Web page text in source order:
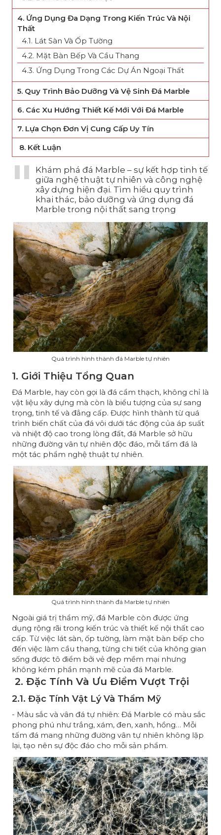
4. Ứng Dụng Đa Dạng Trong Kiến Trúc Và Nội
Thất
4.1. Lát Sàn Và Ốp Tường
4.2. Mặt Bàn Bếp Và Cầu Thang
4.3. Ứng Dụng Trong Các Dự Án Ngoại Thất
5. Quy Trình Bảo Dưỡng Và Vệ Sinh Đá Marble
6. Các Xu Hướng Thiết Kế Mới Với Đá Marble
7. Lựa Chọn Đơn Vị Cung Cấp Uy Tín
8. Kết Luận
Khám phá đá Marble – sự kết hợp tinh tế
giữa nghệ thuật tự nhiên và công nghệ
xây dựng hiện đại. Tìm hiểu quy trình
khai thác, bảo dưỡng và ứng dụng đá
Marble trong nội thất sang trọng
Quá trình hình thành đá Marble tự nhiên
1. Giới Thiệu Tổng Quan
Đá Marble, hay còn gọi là đá cẩm thạch, không chỉ là
vật liệu xây dựng mà còn là biểu tượng của sự sang
trọng, tinh tế và đẳng cấp. Được hình thành từ quá
trình biến chất của đá vôi dưới tác động của áp suất
và nhiệt độ cao trong lòng đất, đá Marble sở hữu
những đường vân tự nhiên độc đáo, mỗi tấm đá là
một tác phẩm nghệ thuật tự nhiên.
Quá trình hình thành đá Marble tự nhiên
Ngoài giá trị thẩm mỹ, đá Marble còn được ứng
dụng rộng rãi trong kiến trúc và thiết kế nội thất cao
cấp. Từ việc lát sàn, ốp tường, làm mặt bàn bếp cho
đến việc làm cầu thang, từng chi tiết của không gian
sống được tô điểm bởi vẻ đẹp mềm mại nhưng
không kém phần mạnh mẽ của đá Marble.
2. Đặc Tính Và Ưu Điểm Vượt Trội
2.1. Đặc Tính Vật Lý Và Thẩm Mỹ
- Màu sắc và vân đá tự nhiên: Đá Marble có màu sắc
phong phú như trắng, xám, đen, xanh, hồng… Mỗi
tấm đá mang những đường vân tự nhiên không lặp
lại, tạo nên sự độc đáo cho mỗi sản phẩm.